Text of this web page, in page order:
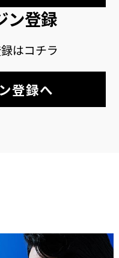
ン登録
はコチラ
登録へ